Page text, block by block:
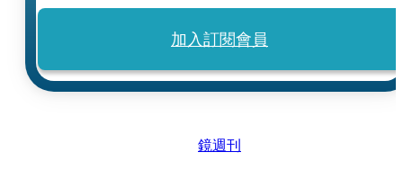
加入訂閱會員
鏡週刊